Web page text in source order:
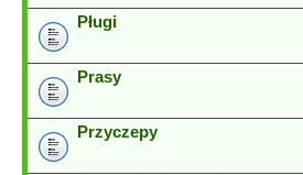
Pługi
Prasy
Przyczepy